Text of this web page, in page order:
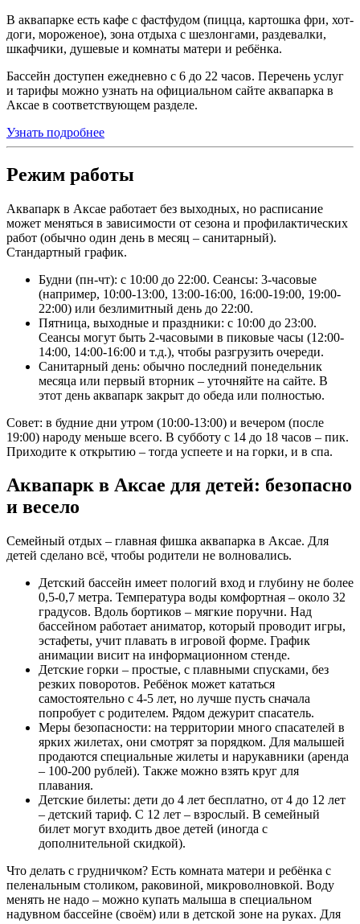
В аквапарке есть кафе с фастфудом (пицца, картошка фри, хот-
доги, мороженое), зона отдыха с шезлонгами, раздевалки,
шкафчики, душевые и комнаты матери и ребёнка.
Бассейн доступен ежедневно с 6 до 22 часов. Перечень услуг
и тарифы можно узнать на официальном сайте аквапарка в
Аксае в соответствующем разделе.
Узнать подробнее
Режим работы
Аквапарк в Аксае работает без выходных, но расписание
может меняться в зависимости от сезона и профилактических
работ (обычно один день в месяц – санитарный).
Стандартный график.
Будни (пн-чт): с 10:00 до 22:00. Сеансы: 3-часовые
(например, 10:00-13:00, 13:00-16:00, 16:00-19:00, 19:00-
22:00) или безлимитный день до 22:00.
Пятница, выходные и праздники: с 10:00 до 23:00.
Сеансы могут быть 2-часовыми в пиковые часы (12:00-
14:00, 14:00-16:00 и т.д.), чтобы разгрузить очереди.
Санитарный день: обычно последний понедельник
месяца или первый вторник – уточняйте на сайте. В
этот день аквапарк закрыт до обеда или полностью.
Совет: в будние дни утром (10:00-13:00) и вечером (после
19:00) народу меньше всего. В субботу с 14 до 18 часов – пик.
Приходите к открытию – тогда успеете и на горки, и в спа.
Аквапарк в Аксае для детей: безопасно
и весело
Семейный отдых – главная фишка аквапарка в Аксае. Для
детей сделано всё, чтобы родители не волновались.
Детский бассейн имеет пологий вход и глубину не более
0,5-0,7 метра. Температура воды комфортная – около 32
градусов. Вдоль бортиков – мягкие поручни. Над
бассейном работает аниматор, который проводит игры,
эстафеты, учит плавать в игровой форме. График
анимации висит на информационном стенде.
Детские горки – простые, с плавными спусками, без
резких поворотов. Ребёнок может кататься
самостоятельно с 4-5 лет, но лучше пусть сначала
попробует с родителем. Рядом дежурит спасатель.
Меры безопасности: на территории много спасателей в
ярких жилетах, они смотрят за порядком. Для малышей
продаются специальные жилеты и нарукавники (аренда
– 100-200 рублей). Также можно взять круг для
плавания.
Детские билеты: дети до 4 лет бесплатно, от 4 до 12 лет
– детский тариф. С 12 лет – взрослый. В семейный
билет могут входить двое детей (иногда с
дополнительной скидкой).
Что делать с грудничком? Есть комната матери и ребёнка с
пеленальным столиком, раковиной, микроволновкой. Воду
менять не надо – можно купать малыша в специальном
надувном бассейне (своём) или в детской зоне на руках. Для